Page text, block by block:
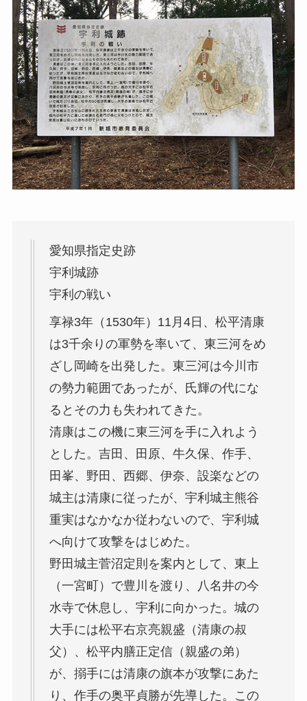
愛知県指定史跡
宇利城跡
宇利の戦い
享禄3年（1530年）11月4日、松平清康
は3千余りの軍勢を率いて、東三河をめ
ざし岡崎を出発した。東三河は今川市
の勢力範囲であったが、氏輝の代にな
るとその力も失われてきた。
清康はこの機に東三河を手に入れよう
とした。吉田、田原、牛久保、作手、
田峯、野田、西郷、伊奈、設楽などの
城主は清康に従ったが、宇利城主熊谷
重実はなかなか従わないので、宇利城
へ向けて攻撃をはじめた。
野田城主菅沼定則を案内として、東上
（一宮町）で豊川を渡り、八名井の今
水寺で休息し、宇利に向かった。城の
大手には松平右京亮親盛（清康の叔
父）、松平内膳正定信（親盛の弟）
が、搦手には清康の旗本が攻撃にあた
り、作手の奥平貞勝が先導した。この